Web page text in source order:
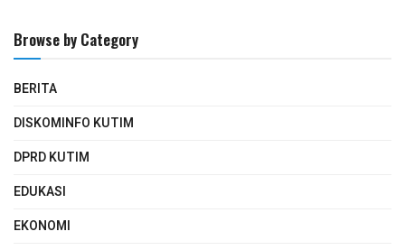
Browse by Category
BERITA
DISKOMINFO KUTIM
DPRD KUTIM
EDUKASI
EKONOMI